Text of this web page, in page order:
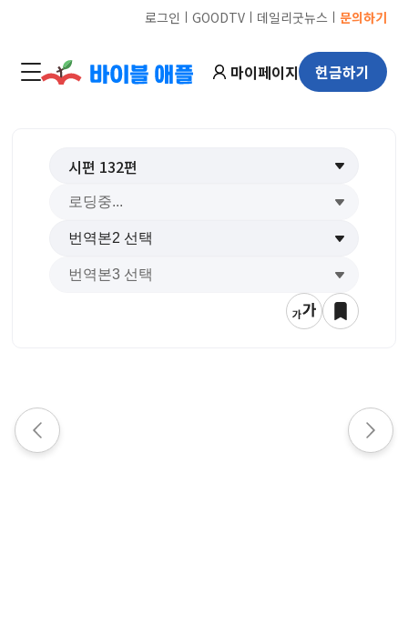
로그인 ㅣ GOODTVㅣ 데일리굿뉴스 ㅣ 문의하기
마이페이지 헌금하기
시편 132편